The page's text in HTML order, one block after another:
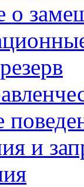
о
и